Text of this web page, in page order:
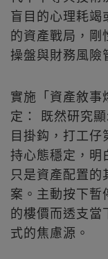
盲目的心理耗竭
的資產戰局，剛
操盤與財務風險
實施「資產敘事
定： 既然研究
目掛鈎，打工
持心態穩定，明
只是資產配置
案。主動按下暫
的樓價而透支當
式的焦慮源。